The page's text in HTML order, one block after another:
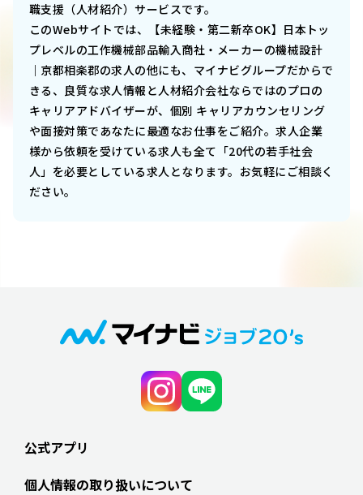
職支援（人材紹介）サービスです。
このWebサイトでは、
【未経験・第二新卒OK】日本トッ
プレベルの工作機械部品輸入商社・メーカーの機械設計
｜京都相楽郡の求人の他にも、マイナビグループだからで
きる、良質な求人情報と人材紹介会社ならではのプロの
キャリアアドバイザーが、個別 キャリアカウンセリング
や面接対策であなたに最適なお仕事をご紹介。求人企業
様から依頼を受けている求人も全て「20代の若手社会
人」を必要としている求人となります。お気軽にご相談く
ださい。
公式アプリ
個人情報の取り扱いについて